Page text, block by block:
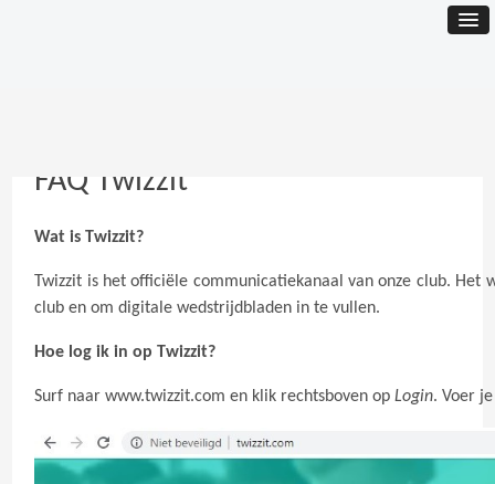
FAQ Twizzit
Wat is Twizzit?
Twizzit is het officiële communicatiekanaal van onze club.
club en om digitale wedstrijdbladen in te vullen.
Hoe log ik in op Twizzit?
Surf naarwww.twizzit.com en klik rechtsboven opLogin. Voer